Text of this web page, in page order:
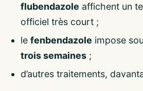
flubendazole affichent un
officiel très court ;
le fenbendazole impose
trois semaines ;
d’autres traitements,